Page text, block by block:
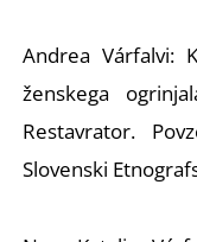
Andrea Várfalvi:
ženskega
Restavrator.
Slovenski